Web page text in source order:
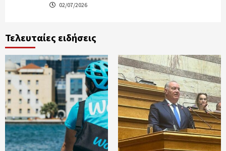
02/07/2026
Τελευταίες ειδήσεις